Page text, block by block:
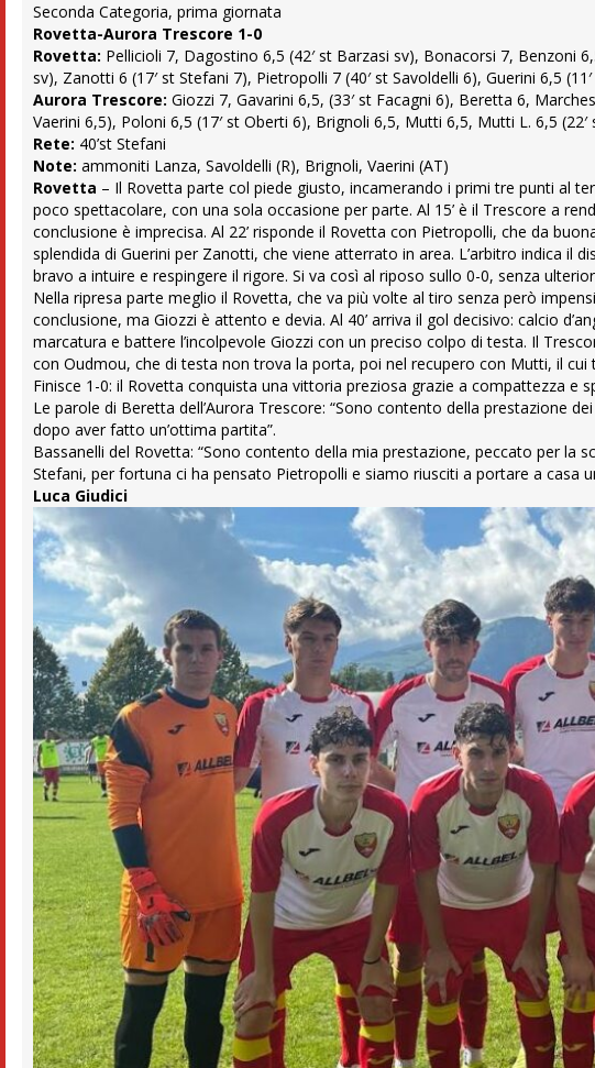
Seconda Categoria, prima giornata
Rovetta-Aurora Trescore 1-0
Rovetta: Pellicioli 7, Dagostino 6,5 (42′ st Barzasi sv), Bonacorsi 7, Benzoni
sv), Zanotti 6 (17′ st Stefani 7), Pietropolli 7 (40′ st Savoldelli 6), Guerini 6,5
Aurora Trescore: Giozzi 7, Gavarini 6,5, (33′ st Facagni 6), Beretta 6,
Vaerini 6,5), Poloni 6,5 (17′ st Oberti 6), Brignoli 6,5, Mutti 6,5, Mutti L. 6,5
Rete: 40’st Stefani
Note: ammoniti Lanza, Savoldelli (R), Brignoli, Vaerini (AT)
Rovetta – Il Rovetta parte col piede giusto, incamerando i primi tre punti al
poco spettacolare, con una sola occasione per parte. Al 15’ è il Trescore a
conclusione è imprecisa. Al 22’ risponde il Rovetta con Pietropolli, che da
splendida di Guerini per Zanotti, che viene atterrato in area. L’arbitro indica il
bravo a intuire e respingere il rigore. Si va così al riposo sullo 0-0, senza
Nella ripresa parte meglio il Rovetta, che va più volte al tiro senza però
conclusione, ma Giozzi è attento e devia. Al 40’ arriva il gol decisivo: calcio
marcatura e battere l’incolpevole Giozzi con un preciso colpo di testa. Il
con Oudmou, che di testa non trova la porta, poi nel recupero con Mutti, il
Finisce 1-0: il Rovetta conquista una vittoria preziosa grazie a compattezza e
Le parole di Beretta dell’Aurora Trescore: “Sono contento della prestazione
dopo aver fatto un’ottima partita”.
Bassanelli del Rovetta: “Sono contento della mia prestazione, peccato per la
Stefani, per fortuna ci ha pensato Pietropolli e siamo riusciti a portare a casa
Luca Giudici